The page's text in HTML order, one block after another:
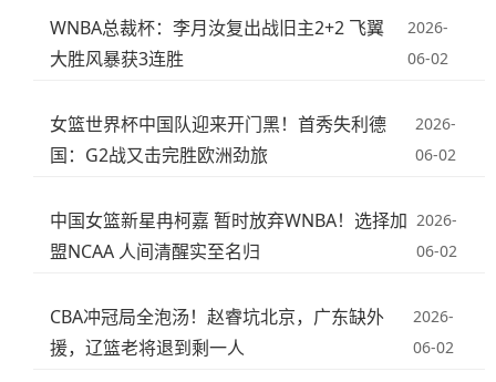
WNBA总裁杯：李月汝复出战旧主2+2 飞翼
大胜风暴获3连胜
2026-
06-02
女篮世界杯中国队迎来开门黑！首秀失利德
国：G2战又击完胜欧洲劲旅
2026-
06-02
中国女篮新星冉柯嘉 暂时放弃WNBA！选择加
盟NCAA 人间清醒实至名归
2026-
06-02
CBA冲冠局全泡汤！赵睿坑北京，广东缺外
援，辽篮老将退到剩一人
2026-
06-02